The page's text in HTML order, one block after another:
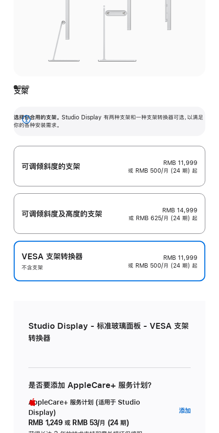
支架
选择你合用的支架。 Studio Display 有两种支架和一种支架转换器可选，以满足
你的各种安装需求。
展
可调倾斜度的支架
RMB 11,999
或 RMB 500/月 (24 期) 起
可调倾斜度及高‍度的支‍架
RMB 14,999
或 RMB 625/月 (24 期) 起
VESA 支架转换器
不含支架
RMB 11,999
或 RMB 500/月 (24 期) 起
Studio Display - 标准玻璃面板 - VESA 支架
转换器
是否要添加 AppleCare+ 服务计划？
AppleCare+ 服务计划 (适用于 Studio
Display)
RMB 1,249 或 RMB 53/月 (24 期)
添加